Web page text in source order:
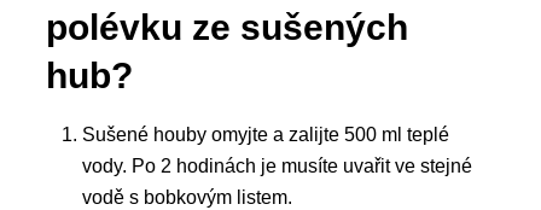
polévku ze sušených
hub?
Sušené houby omyjte a zalijte 500 ml teplé
vody. Po 2 hodinách je musíte uvařit ve stejné
vodě s bobkovým listem.